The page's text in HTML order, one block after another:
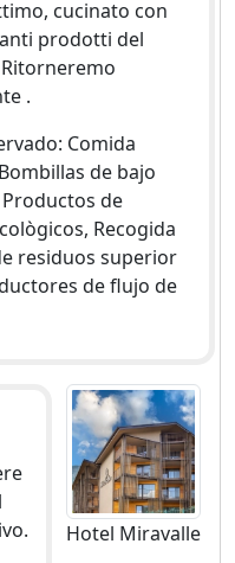
cucinato con
prodotti del
.
Comida
de bajo
de
Recogida
residuos superior
de flujo de
Hotel Miravalle